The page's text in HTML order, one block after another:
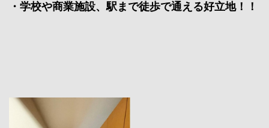
・学校や商業施設、駅まで徒歩で通える好立地！！